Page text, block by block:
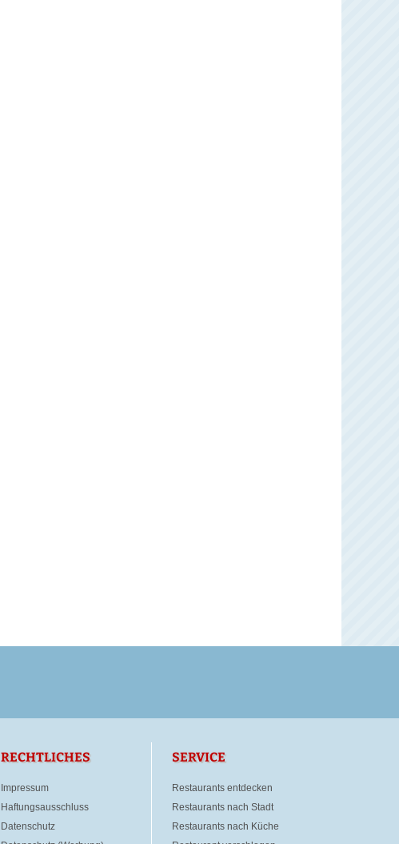
RECHTLICHES
Impressum
Haftungsausschluss
Datenschutz
SERVICE
Restaurants entdecken
Restaurants nach Stadt
Restaurants nach Küche